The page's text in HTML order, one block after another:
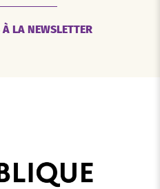
LA NEWSLETTER